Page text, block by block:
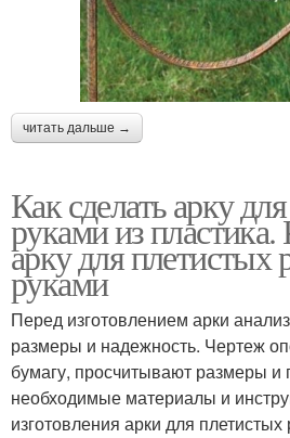
читать дальше →
Как сделать арку
руками из пластика.
арку для плетистых
руками
Перед изготовлением арки
размеры и надежность. Чертеж
бумагу, просчитывают размеры и
необходимые материалы и
изготовления арки для плетистых